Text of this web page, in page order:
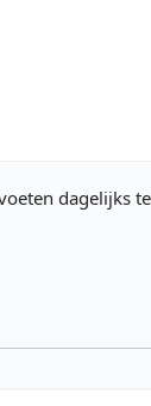
dagelijks